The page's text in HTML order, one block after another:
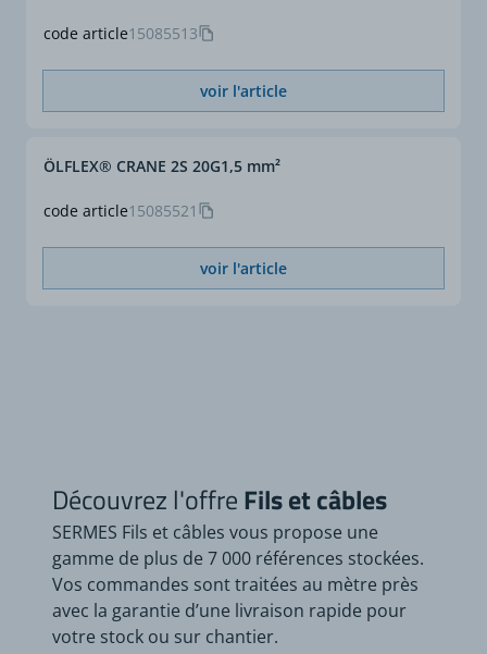
code article15085513
voir l'article
code article15085521
ÖLFLEX® CRANE 2S 20G1,5 mm²
voir l'article
Découvrez l'offreFils et câbles
SERMES Fils et câbles vous propose une
gamme de plus de 7 000 références stockées.
Vos commandes sont traitées au mètre près
avec la garantie d’une livraison rapide pour
votre stock ou sur chantier.